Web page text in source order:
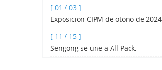
Shenzhen 2024
[ 01 / 03 ]
Exposición CIPM de otoño de 2024
[ 11 / 15 ]
Sengong se une a All Pack,